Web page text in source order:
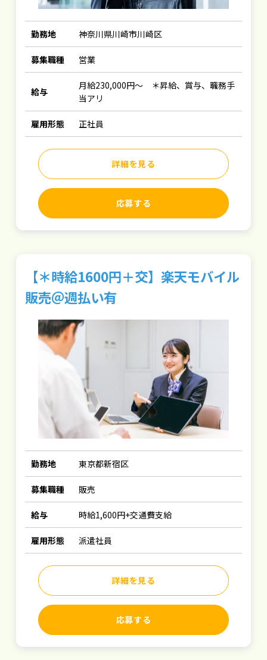
勤務地 神奈川県川崎市川崎区
募集職種 営業
給与
月給230,000円～ ＊昇給、賞与、職務手
当アリ
雇用形態 正社員
詳細を見る
応募する
【＊時給1600円＋交】楽天モバイル
販売＠週払い有
勤務地 東京都新宿区
募集職種 販売
給与 時給1,600円+交通費支給
雇用形態 派遣社員
詳細を見る
応募する